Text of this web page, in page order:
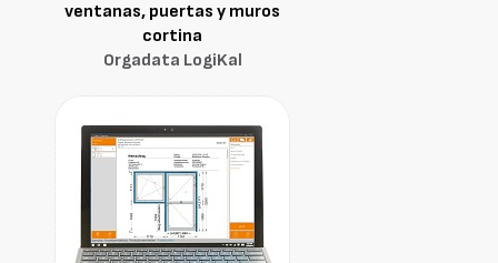
ventanas, puertas y muros
cortina
Orgadata LogiKal